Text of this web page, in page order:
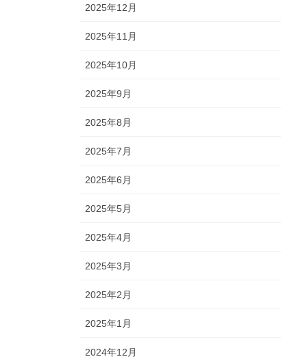
2025年12月
2025年11月
2025年10月
2025年9月
2025年8月
2025年7月
2025年6月
2025年5月
2025年4月
2025年3月
2025年2月
2025年1月
2024年12月